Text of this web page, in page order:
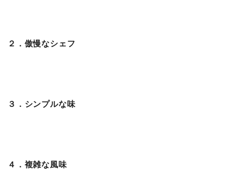
２．傲慢なシェフ
３．シンプルな味
４．複雑な風味